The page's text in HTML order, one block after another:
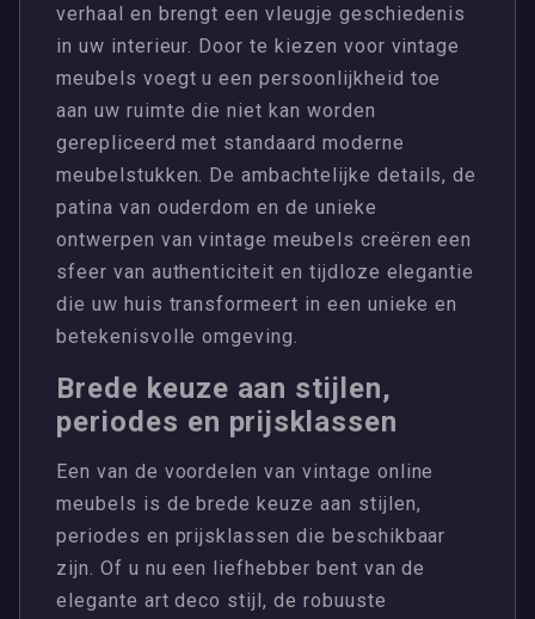
verhaal en brengt een vleugje geschiedenis
in uw interieur. Door te kiezen voor vintage
meubels voegt u een persoonlijkheid toe
aan uw ruimte die niet kan worden
gerepliceerd met standaard moderne
meubelstukken. De ambachtelijke details, de
patina van ouderdom en de unieke
ontwerpen van vintage meubels creëren een
sfeer van authenticiteit en tijdloze elegantie
die uw huis transformeert in een unieke en
betekenisvolle omgeving.
Brede keuze aan stijlen,
periodes en prijsklassen
Een van de voordelen van vintage online
meubels is de brede keuze aan stijlen,
periodes en prijsklassen die beschikbaar
zijn. Of u nu een liefhebber bent van de
elegante art deco stijl, de robuuste